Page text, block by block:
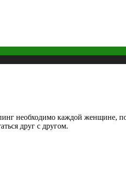
необходимо каждой женщине,
друг с другом.